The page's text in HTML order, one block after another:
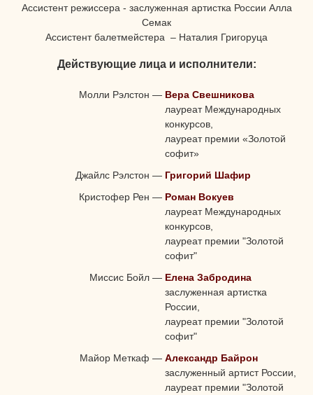
Ассистент режиссера - заслуженная артистка России Алла
Семак
Ассистент балетмейстера – Наталия Григоруца
Действующие лица и исполнители:
Молли Рэлстон — Вера Свешникова
лауреат Международных
конкурсов,
лауреат премии «Золотой
софит»
Джайлс Рэлстон — Григорий Шафир
Кристофер Рен — Роман Вокуев
лауреат Международных
конкурсов,
лауреат премии "Золотой
софит"
Миссис Бойл — Елена Забродина
заслуженная артистка
России,
лауреат премии "Золотой
софит"
Майор Меткаф — Александр Байрон
заслуженный артист России,
лауреат премии "Золотой